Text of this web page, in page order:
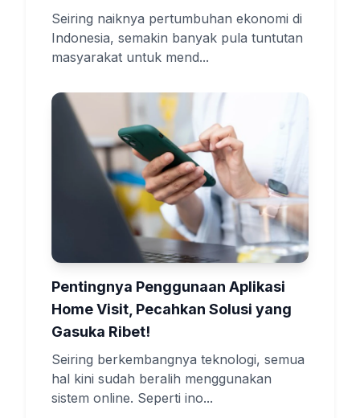
Seiring naiknya pertumbuhan ekonomi di
Indonesia, semakin banyak pula tuntutan
masyarakat untuk mend...
Pentingnya Penggunaan Aplikasi
Home Visit, Pecahkan Solusi yang
Gasuka Ribet!
Seiring berkembangnya teknologi, semua
hal kini sudah beralih menggunakan
sistem online. Seperti ino...